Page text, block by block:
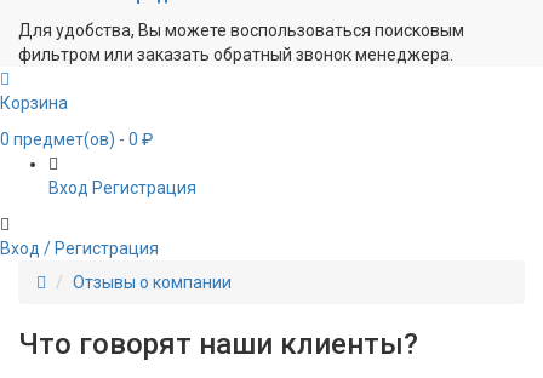
Для удобства, Вы можете воспользоваться поисковым
фильтром или заказать обратный звонок менеджера.
Корзина
0 предмет(ов) - 0 ₽
Вход Регистрация
Вход / Регистрация
Отзывы о компании
Что говорят наши клиенты?